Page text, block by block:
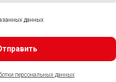
данных
персональных данных